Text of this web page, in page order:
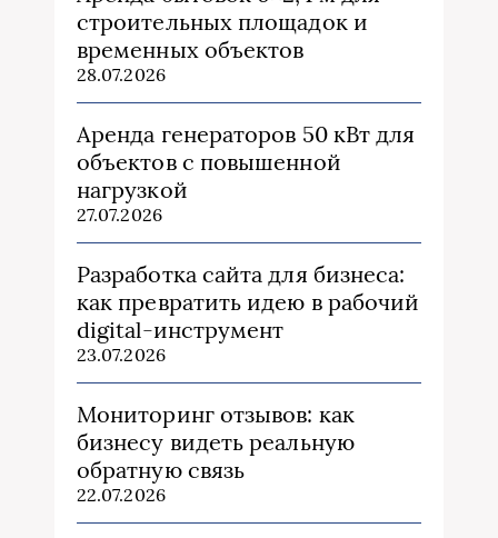
строительных площадок и
временных объектов
28.07.2026
Аренда генераторов 50 кВт для
объектов с повышенной
нагрузкой
27.07.2026
Разработка сайта для бизнеса:
как превратить идею в рабочий
digital-инструмент
23.07.2026
Мониторинг отзывов: как
бизнесу видеть реальную
обратную связь
22.07.2026